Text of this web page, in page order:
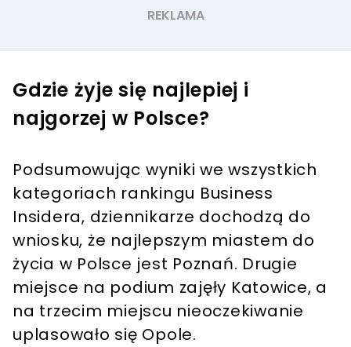
Gdzie żyje się najlepiej i
najgorzej w Polsce?
Podsumowując wyniki we wszystkich
kategoriach rankingu Business
Insidera, dziennikarze dochodzą do
wniosku, że najlepszym miastem do
życia w Polsce jest Poznań. Drugie
miejsce na podium zajęły Katowice, a
na trzecim miejscu nieoczekiwanie
uplasowało się Opole.